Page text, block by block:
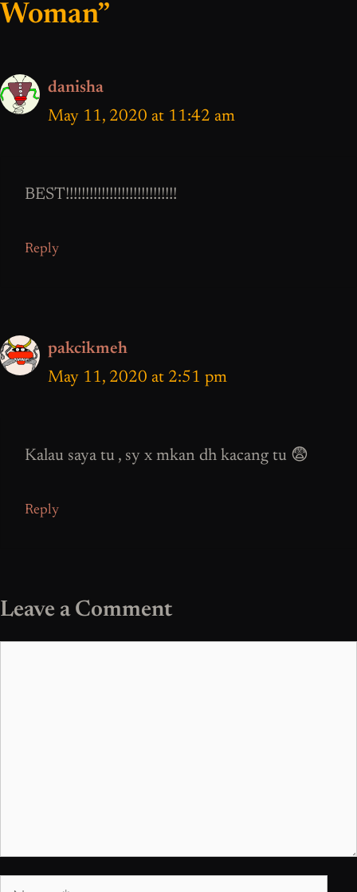
Woman”
danisha
May 11, 2020 at 11:42 am
BEST!!!!!!!!!!!!!!!!!!!!!!!!!!!!
Reply
pakcikmeh
May 11, 2020 at 2:51 pm
Kalau saya tu , sy x mkan dh kacang tu 😨
Reply
Leave a Comment
Name